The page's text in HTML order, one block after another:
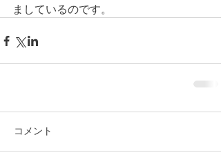
ましているのです。
コメント